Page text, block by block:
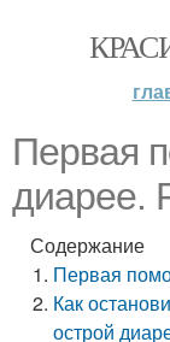
Первая
диарее.
Содержание
Первая
Как
острой